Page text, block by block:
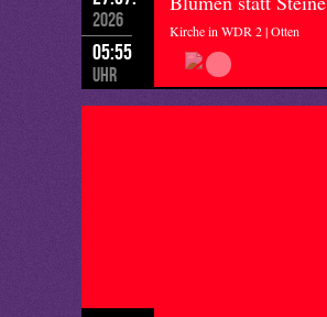
2026
05:55
Uhr
Kirche in WDR 2 | Otten